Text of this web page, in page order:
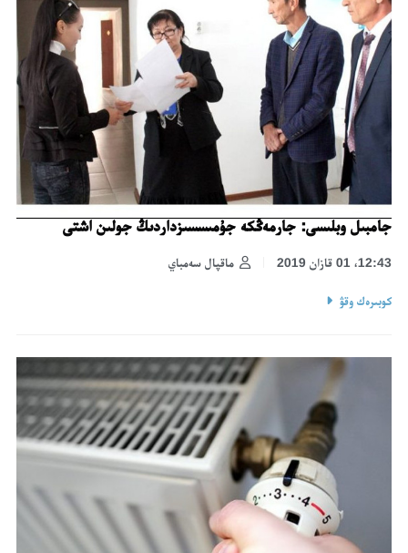
جامبىل وبلىسى: جارمەڭكە جۇمىسسىزداردىڭ جولىن اشتى
ماقپال سەمباي 12:43، 01 قازان 2019
كوبىرەك وقۋ